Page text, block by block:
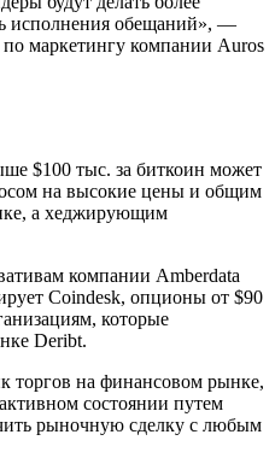
исполнения обещаний», —
маркетингу компании Auros
$100 тыс. за биткоин может
на высокие цены и общим
а хеджирующим
компании Amberdata
Coindesk, опционы от $90
которые
Deribt.
торгов на финансовом рынке,
состоянии путем
рыночную сделку с любым